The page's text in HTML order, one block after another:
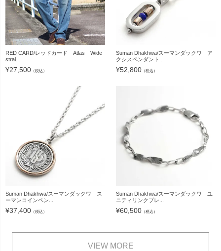
RED CARD/レッドカード Atlas Wide
strai...
¥27,500 （税込）
Suman Dhakhwa/スーマンダックワ ア
クシスペンダント...
¥52,800 （税込）
Suman Dhakhwa/スーマンダックワ ス
ーマンコインペン...
¥37,400 （税込）
Suman Dhakhwa/スーマンダックワ ユ
ニティリンクブレ...
¥60,500 （税込）
VIEW MORE